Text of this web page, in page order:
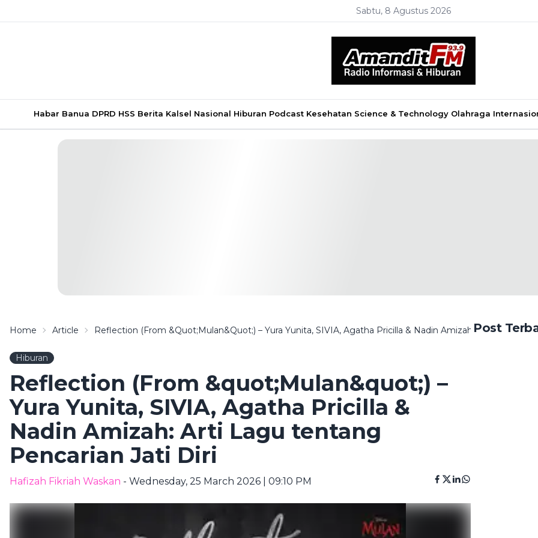
Sabtu, 8 Agustus 2026
Habar Banua DPRD HSS Berita Kalsel Nasional Hiburan Podcast Kesehatan Science & Technology Olahraga
Home Article Reflection (From &quot;Mulan&quot;) – Yura Yunita, SIVIA, Agatha Pricilla & Nadin Amizah: Arti Lagu
Hiburan
Reflection (From &quot;Mulan&quot;) –
Yura Yunita, SIVIA, Agatha Pricilla &
Nadin Amizah: Arti Lagu tentang
Pencarian Jati Diri
Hafizah Fikriah Waskan - Wednesday, 25 March 2026 | 09:10 PM
Post